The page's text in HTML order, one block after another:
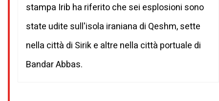
stampa Irib ha riferito che sei esplosioni sono
state udite sull'isola iraniana di Qeshm, sette
nella città di Sirik e altre nella città portuale di
Bandar Abbas.